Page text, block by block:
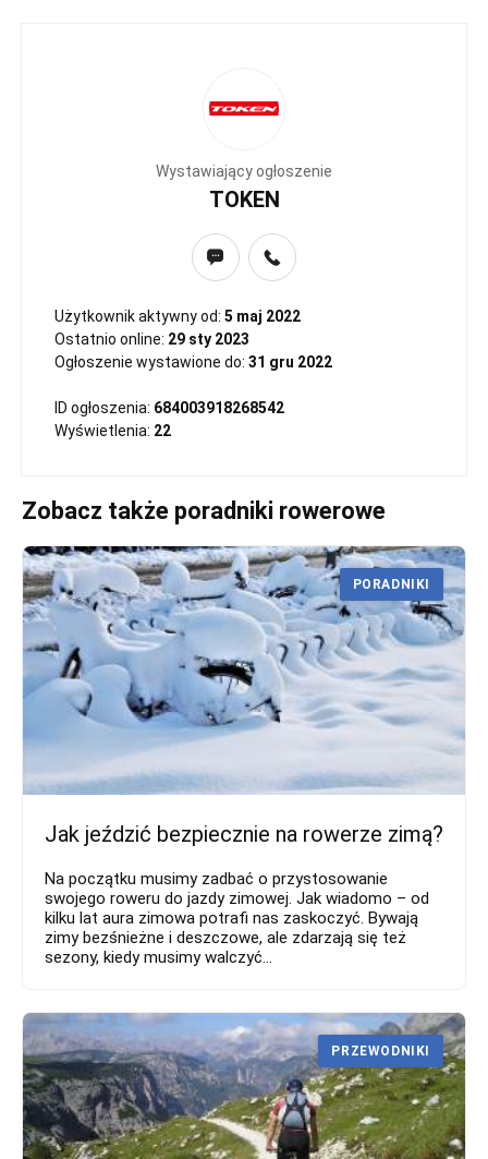
Wystawiający ogłoszenie
TOKEN
Użytkownik aktywny od: 5 maj 2022
Ostatnio online: 29 sty 2023
Ogłoszenie wystawione do: 31 gru 2022
ID ogłoszenia: 684003918268542
Wyświetlenia: 22
Zobacz także poradniki rowerowe
Jak jeździć bezpiecznie na rowerze zimą?
Na początku musimy zadbać o przystosowanie
swojego roweru do jazdy zimowej. Jak wiadomo – od
kilku lat aura zimowa potrafi nas zaskoczyć. Bywają
zimy bezśnieżne i deszczowe, ale zdarzają się też
sezony, kiedy musimy walczyć...
PORADNIKI
PRZEWODNIKI